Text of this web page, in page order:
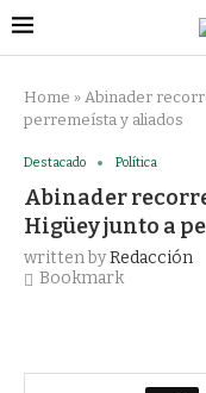
Home » Abinader
perremeísta y aliados
Destacado Política
Abinader
Higüey junto a
written byRedacción
Bookmark